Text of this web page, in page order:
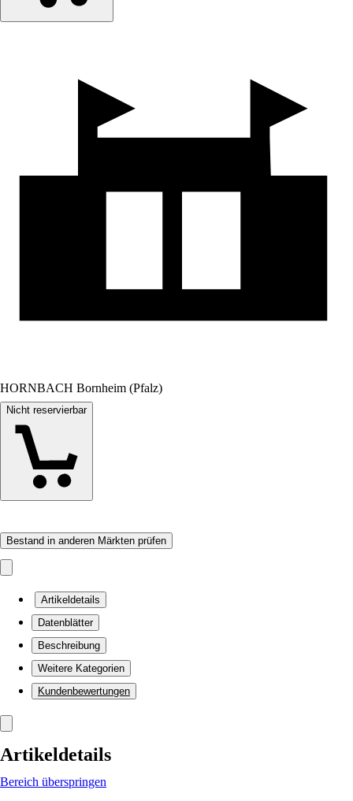
HORNBACH Bornheim (Pfalz)
Nicht reservierbar
Bestand in anderen Märkten prüfen
Artikeldetails
Datenblätter
Beschreibung
Weitere Kategorien
Kundenbewertungen
Artikeldetails
Bereich überspringen